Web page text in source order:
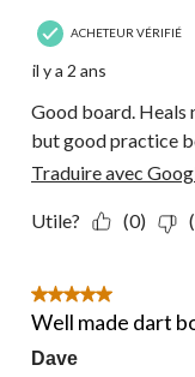
ACHETEUR VÉRIFIÉ
il y a 2 ans
Good board. Heals
but good practice
Traduire avec
Utile? (0)
5 étoile(s) sur 5.
Well made dart
Dave